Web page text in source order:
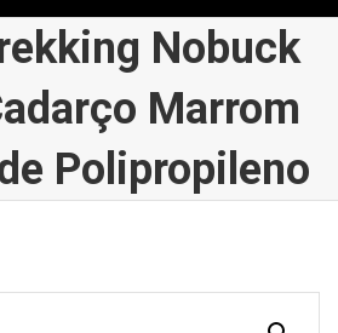
Nobuck
Marrom
Polipropileno